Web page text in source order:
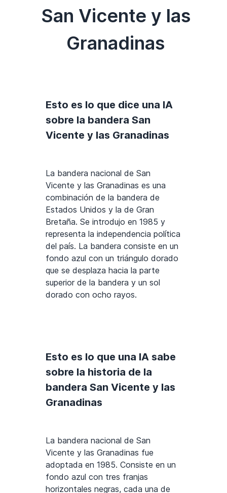
San Vicente y las
Granadinas
Esto es lo que dice una IA
sobre la bandera San
Vicente y las Granadinas
La bandera nacional de San
Vicente y las Granadinas es una
combinación de la bandera de
Estados Unidos y la de Gran
Bretaña. Se introdujo en 1985 y
representa la independencia política
del país. La bandera consiste en un
fondo azul con un triángulo dorado
que se desplaza hacia la parte
superior de la bandera y un sol
dorado con ocho rayos.
Esto es lo que una IA sabe
sobre la historia de la
bandera San Vicente y las
Granadinas
La bandera nacional de San
Vicente y las Granadinas fue
adoptada en 1985. Consiste en un
fondo azul con tres franjas
horizontales negras, cada una de